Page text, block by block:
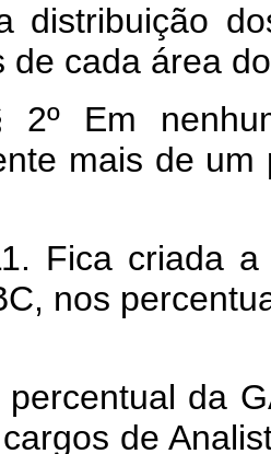
dos
de cada área
mais de
criada a
nos
da
de